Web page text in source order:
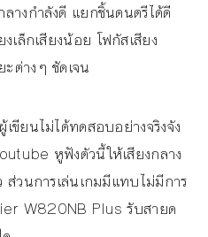
างกำลังดี แยกชิ้นดนตรีได้ดี
เล็กเสียงน้อย โฟกัสเสียง
ต่างๆ ชัดเจน
ขียนไม่ได้ทดสอบอย่างจริงจัง
หูฟังตัวนี้ให้เสียงกลาง
ส่วนการเล่นเกมมีแทบไม่มีการ
W820NB Plus รับสายด